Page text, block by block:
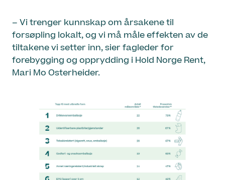
– Vi trenger kunnskap om årsakene til
forsøpling lokalt, og vi må måle effekten av de
tiltakene vi setter inn, sier fagleder for
forebygging og opprydding i Hold Norge Rent,
Mari Mo Osterheider.